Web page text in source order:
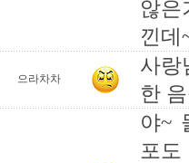
않
낀데
으라차차
사랑
한
야~
포